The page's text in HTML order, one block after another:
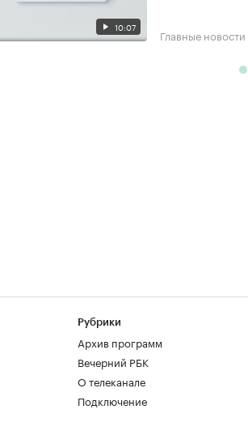
10:07 Главные новости
Рубрики
Архив программ
Вечерний РБК
О телеканале
Подключение